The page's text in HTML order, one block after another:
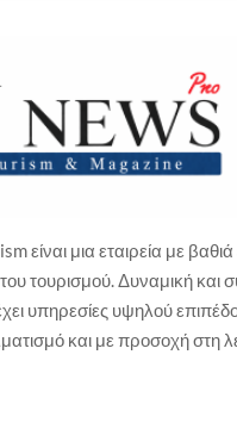
είναι μια εταιρεία με βαθιά
τουρισμού. Δυναμική και
υπηρεσίες υψηλού
και με προσοχή στη